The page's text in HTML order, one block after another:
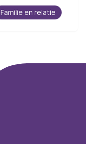
Familie en relatie